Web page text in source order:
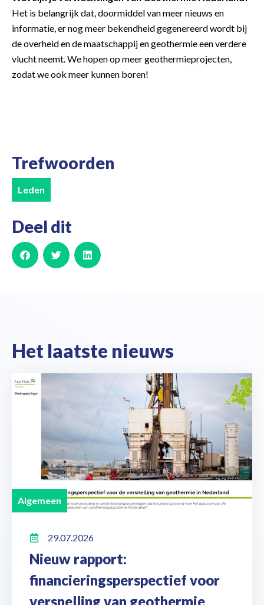
Het is belangrijk dat, doormiddel van meer nieuws en
informatie, er nog meer bekendheid gegenereerd wordt bij
de overheid en de maatschappij en geothermie een verdere
vlucht neemt. We hopen op meer geothermieprojecten,
zodat we ook meer kunnen boren!
Trefwoorden
Leden
Deel dit
Het laatste nieuws
Algemeen
29.07.2026
Nieuw rapport:
financieringsperspectief voor
versnelling van geothermie